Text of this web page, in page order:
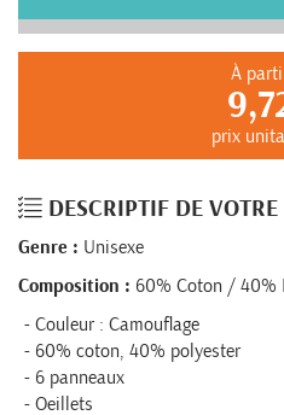
À
prix
DESCRIPTIF DE
Genre : Unisexe
Composition : 60% Coton / 40%
Couleur : Camouflage
60% coton, 40% polyester
6 panneaux
Oeillets